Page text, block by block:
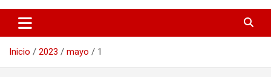
Agenda Paraguay
Inicio 2023 mayo 1